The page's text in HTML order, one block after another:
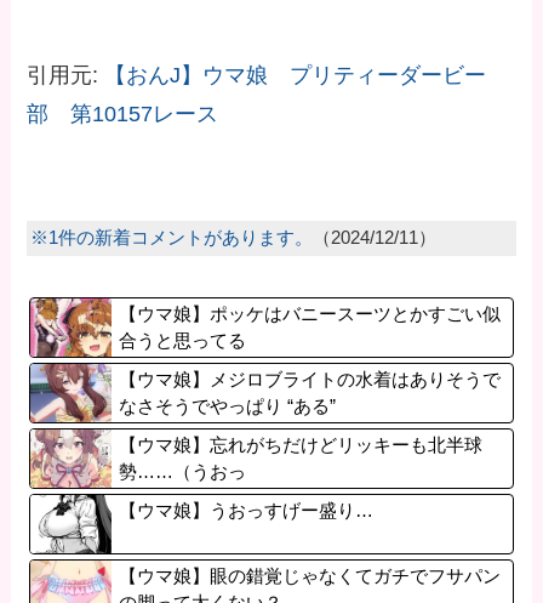
引用元:
【おんJ】ウマ娘 プリティーダービー
部 第10157レース
※1件の新着コメントがあります。 （2024/12/11）
【ウマ娘】ポッケはバニースーツとかすごい似
合うと思ってる
【ウマ娘】メジロブライトの水着はありそうで
なさそうでやっぱり “ある”
【ウマ娘】忘れがちだけどリッキーも北半球
勢……（うおっ
【ウマ娘】うおっすげー盛り…
【ウマ娘】眼の錯覚じゃなくてガチでフサパン